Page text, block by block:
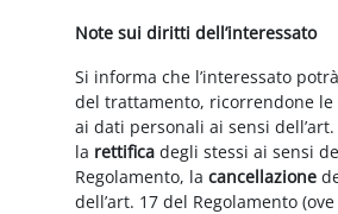
Note sui diritti dell’interessato
Si informa che l’interessato
del trattamento, ricorrendone le
ai dati personali ai sensi
la rettificadegli stessi ai sensi
Regolamento, lacancellazione
dell’art. 17 del Regolamento